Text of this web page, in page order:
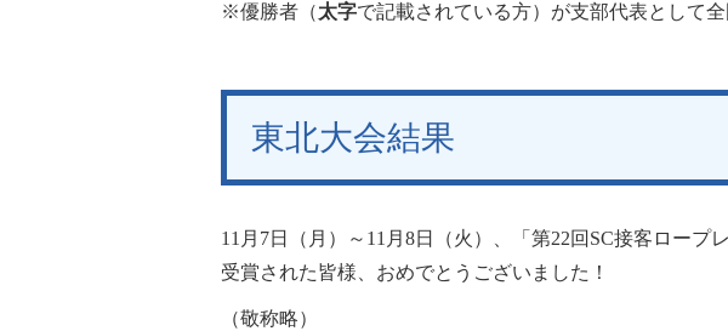
※優勝者（太字で記載されている方）が支部代表として全
東北大会結果
11月7日（月）～11月8日（火）、「第22回SC接客ロープ
受賞された皆様、おめでとうございました！
（敬称略）